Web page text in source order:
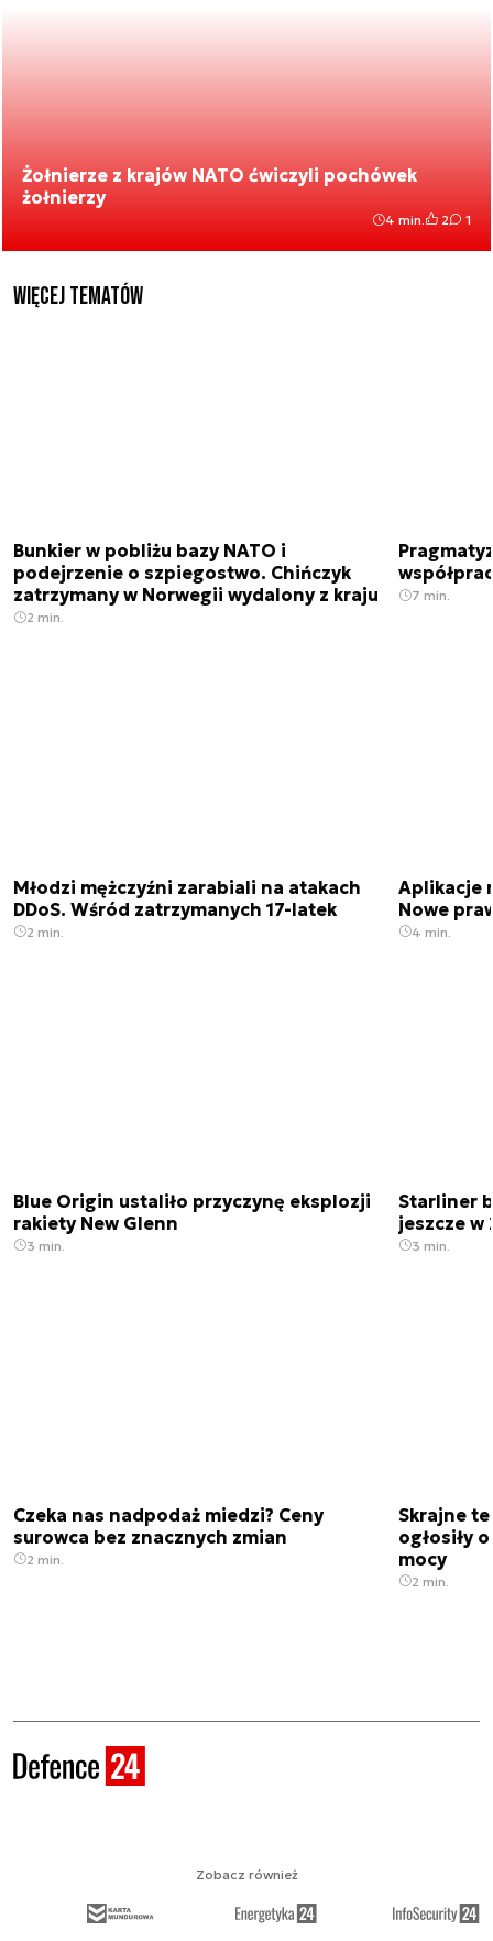
Żołnierze z krajów NATO ćwiczyli pochówek
żołnierzy
4 min. 2 1
Więcej tematów
Bunkier w pobliżu bazy NATO i
podejrzenie o szpiegostwo. Chińczyk
zatrzymany w Norwegii wydalony z kraju
2 min.
7 min.
Młodzi mężczyźni zarabiali na atakach
DDoS. Wśród zatrzymanych 17-latek
2 min.
Aplikacje
Nowe
4 min.
Blue Origin ustaliło przyczynę eksplozji
rakiety New Glenn
3 min.
Starliner
jeszcze w
3 min.
Czeka nas nadpodaż miedzi? Ceny
surowca bez znacznych zmian
2 min.
Skrajne
ogłosiły
mocy
2 min.
Zobacz również